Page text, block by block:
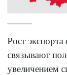
Рост
связывают
увеличением